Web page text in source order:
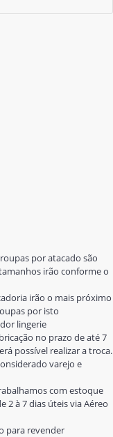
por atacado são
irão conforme o
irão o mais próximo
por isto
lingerie
no prazo de até 7
possível realizar a troca.
varejo e
com estoque
2 à 7 dias úteis via Aéreo
para revender